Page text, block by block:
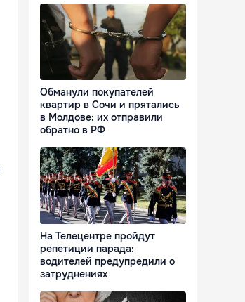
Обманули покупателей
квартир в Сочи и прятались
в Молдове: их отправили
обратно в РФ
На Телецентре пройдут
репетиции парада:
водителей предупредили о
затруднениях